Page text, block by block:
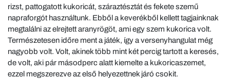
rizst, pattogatott kukoricát, száraztésztát és fekete szemű
napraforgót használtunk. Ebből a keverékből kellett tagjainknak
megtalálni az elrejtett aranyrögöt, ami egy szem kukorica volt.
Természetesen időre ment a játék, így a versenyhangulat még
nagyobb volt. Volt, akinek több mint két percig tartott a keresés,
de volt, aki pár másodperc alatt kiemelte a kukoricaszemet,
ezzel megszerezve az első helyezettnek járó csokit.